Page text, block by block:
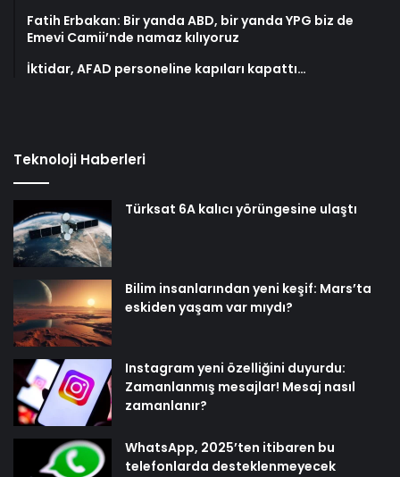
Fatih Erbakan: Bir yanda ABD, bir yanda YPG biz de
Emevi Camii’nde namaz kılıyoruz
İktidar, AFAD personeline kapıları kapattı…
Teknoloji Haberleri
Türksat 6A kalıcı yörüngesine ulaştı
Bilim insanlarından yeni keşif: Mars’ta
eskiden yaşam var mıydı?
Instagram yeni özelliğini duyurdu:
Zamanlanmış mesajlar! Mesaj nasıl
zamanlanır?
WhatsApp, 2025’ten itibaren bu
telefonlarda desteklenmeyecek